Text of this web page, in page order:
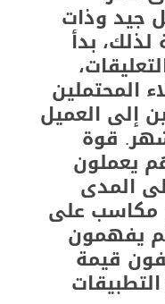
جيد وذات
لذلك، بدأ
المحتملين
إلى العميل
في غضون 3 أشهر. قوة
يعملون
المدى
مكاسب على
يفهمون
قيمة